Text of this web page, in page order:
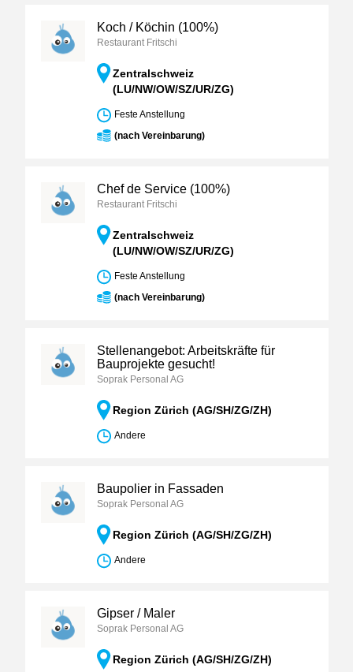
Koch / Köchin (100%)
Restaurant Fritschi
Zentralschweiz
(LU/NW/OW/SZ/UR/ZG)
Feste Anstellung
(nach Vereinbarung)
Chef de Service (100%)
Restaurant Fritschi
Zentralschweiz
(LU/NW/OW/SZ/UR/ZG)
Feste Anstellung
(nach Vereinbarung)
Stellenangebot: Arbeitskräfte für
Bauprojekte gesucht!
Soprak Personal AG
Region Zürich (AG/SH/ZG/ZH)
Andere
Baupolier in Fassaden
Soprak Personal AG
Region Zürich (AG/SH/ZG/ZH)
Andere
Gipser / Maler
Soprak Personal AG
Region Zürich (AG/SH/ZG/ZH)